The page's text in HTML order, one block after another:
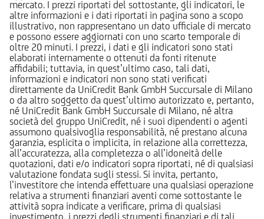
mercato. I prezzi riportati del sottostante, gli indicatori, le
altre informazioni e i dati riportati in pagina sono a scopo
illustrativo, non rappresentano un dato ufficiale di mercato
e possono essere aggiornati con uno scarto temporale di
oltre 20 minuti. I prezzi, i dati e gli indicatori sono stati
elaborati internamente o ottenuti da fonti ritenute
affidabili; tuttavia, in quest’ultimo caso, tali dati,
informazioni e indicatori non sono stati verificati
direttamente da UniCredit Bank GmbH Succursale di Milano
o da altro soggetto da quest’ultimo autorizzato e, pertanto,
né UniCredit Bank GmbH Succursale di Milano, né altra
società del gruppo UniCredit, né i suoi dipendenti o agenti
assumono qualsivoglia responsabilità, né prestano alcuna
garanzia, esplicita o implicita, in relazione alla correttezza,
all’accuratezza, alla completezza o all’idoneità delle
quotazioni, dati e/o indicatori sopra riportati, né di qualsiasi
valutazione fondata sugli stessi. Si invita, pertanto,
l’investitore che intenda effettuare una qualsiasi operazione
relativa a strumenti finanziari aventi come sottostante le
attività sopra indicate a verificare, prima di qualsiasi
investimento, i prezzi degli strumenti finanziari e di tali